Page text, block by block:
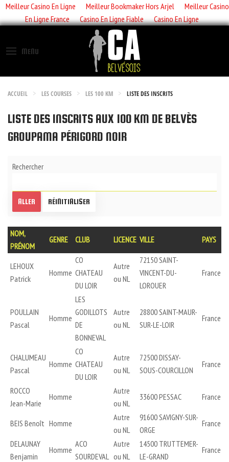
Meilleur Casino En Ligne Meilleur Bookmaker Hors Arjel
Meilleur Casino
En Ligne France
Casino En Ligne Fiable Casino En Ligne
MENU
ACCUEIL LES COURSES LES 100 KM LISTE DES INSCRITS
LISTE DES INSCRITS AUX 100 KM DE BELVÈS
GROUPAMA PÉRIGORD NOIR
Rechercher
ALLER RÉINITIALISER
NOM,
PRÉNOM
GENRE CLUB LICENCE VILLE PAYS
LEHOUX
Patrick
Homme
CO
CHATEAU
DU LOIR
Autre
ou NL
72150 SAINT-
VINCENT-DU-
LOROUER
France
POULLAIN
Pascal
Homme
LES
GODILLOTS
DE
BONNEVAL
Autre
ou NL
28800 SAINT-MAUR-
SUR-LE-LOIR
France
CHALUMEAU
Pascal
Homme
CO
CHATEAU
DU LOIR
Autre
ou NL
72500 DISSAY-
SOUS-COURCILLON
France
ROCCO
Jean-Marie
Homme
Autre
ou NL
33600 PESSAC France
BEIS Benoît Homme
Autre
ou NL
91600 SAVIGNY-SUR-
ORGE
France
DELAUNAY
Benjamin
Homme
ACO
SOURDEVAL
Autre
ou NL
14500 TRUTTEMER-
LE-GRAND
France